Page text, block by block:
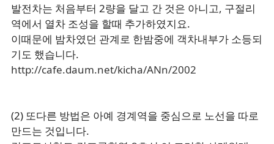
발전차는 처음부터 2량을 달고 간 것은 아니고, 구절리
역에서 열차 조성을 할때 추가하였지요.
이때문에 밤차였던 관계로 한밤중에 객차내부가 소등되
기도 했습니다.
http://cafe.daum.net/kicha/ANn/2002
(2) 또다른 방법은 아예 경계역을 중심으로 노선을 따로
만드는 것입니다.